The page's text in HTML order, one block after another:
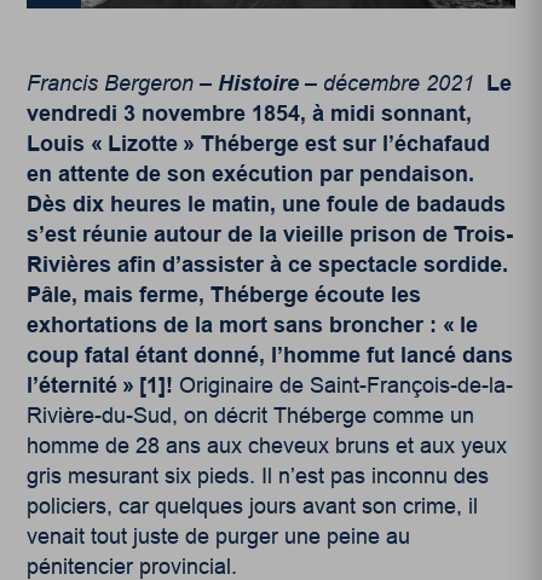
Francis Bergeron – Histoire – décembre 2021 Le
vendredi 3 novembre 1854, à midi sonnant,
Louis « Lizotte » Théberge est sur l’échafaud
en attente de son exécution par pendaison.
Dès dix heures le matin, une foule de badauds
s’est réunie autour de la vieille prison de Trois-
Rivières afin d’assister à ce spectacle sordide.
Pâle, mais ferme, Théberge écoute les
exhortations de la mort sans broncher : « le
coup fatal étant donné, l’homme fut lancé dans
l’éternité » [1]! Originaire de Saint-François-de-la-
Rivière-du-Sud, on décrit Théberge comme un
homme de 28 ans aux cheveux bruns et aux yeux
gris mesurant six pieds. Il n’est pas inconnu des
policiers, car quelques jours avant son crime, il
venait tout juste de purger une peine au
pénitencier provincial.